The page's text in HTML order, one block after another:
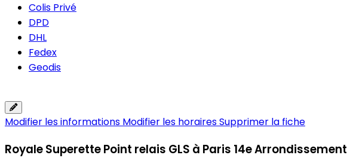
Colis Privé
DPD
DHL
Fedex
Geodis
Modifier les informations Modifier les horairesSupprimer la fiche
Royale SuperettePoint relais GLS à Paris 14e Arrondissement